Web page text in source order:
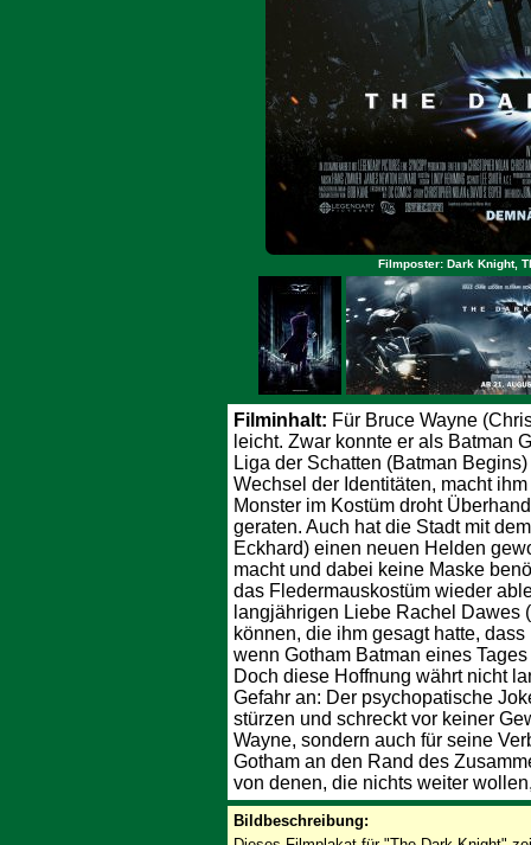
Filmposter: Dark Knight,
Filminhalt: Für Bruce Wayne
leicht. Zwar konnte er als Batman
Liga der Schatten (Batman
Wechsel der Identitäten, macht
Monster im Kostüm droht
geraten. Auch hat die Stadt mit
Eckhard) einen neuen Helden
macht und dabei keine Maske
das Fledermauskostüm wieder
langjährigen Liebe Rachel Dawes
können, die ihm gesagt hatte,
wenn Gotham Batman eines
Doch diese Hoffnung währt nicht
Gefahr an: Der psychopatische
stürzen und schreckt vor keiner
Wayne, sondern auch für seine
Gotham an den Rand des
von denen, die nichts weiter
Bildbeschreibung: